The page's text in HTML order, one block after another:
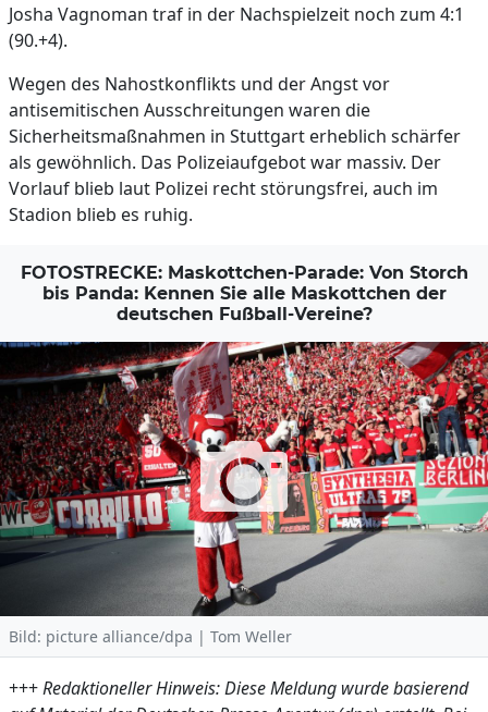
Josha Vagnoman traf in der Nachspielzeit noch zum 4:1
(90.+4).
Wegen des Nahostkonflikts und der Angst vor
antisemitischen Ausschreitungen waren die
Sicherheitsmaßnahmen in Stuttgart erheblich schärfer
als gewöhnlich. Das Polizeiaufgebot war massiv. Der
Vorlauf blieb laut Polizei recht störungsfrei, auch im
Stadion blieb es ruhig.
FOTOSTRECKE: Maskottchen-Parade: Von Storch
bis Panda: Kennen Sie alle Maskottchen der
deutschen Fußball-Vereine?
Bild: picture alliance/dpa | Tom Weller
+++Redaktioneller Hinweis: Diese Meldung wurde basierend